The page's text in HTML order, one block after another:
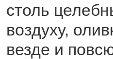
столь
воздуху,
везде и